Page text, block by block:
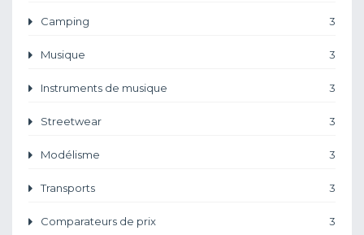
Camping 3
Musique 3
Instruments de musique 3
Streetwear 3
Modélisme 3
Transports 3
Comparateurs de prix 3